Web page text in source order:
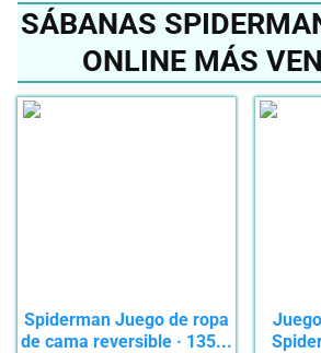
SÁBANAS
ONLINE MÁS
Spiderman Juego de ropa
de cama reversible · 135...